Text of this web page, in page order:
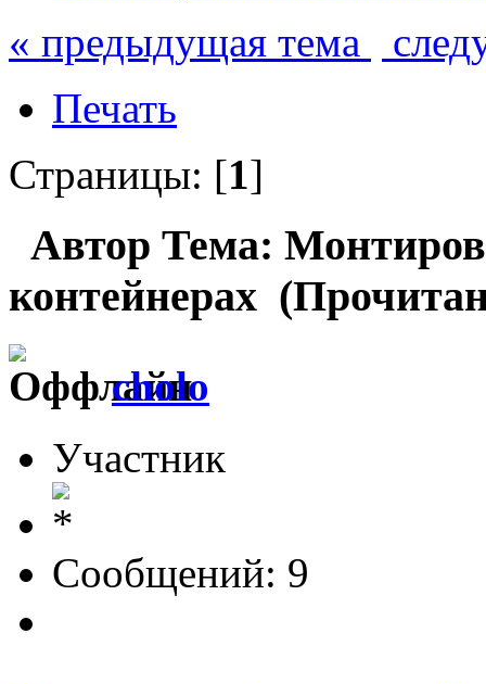
« предыдущая тема
Печать
Страницы: [1]
Автор Тема:
контейнерах
cholo
Участник
Сообщений: 9